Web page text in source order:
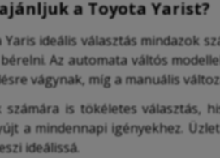
a Toyota Yarist?
Yaris ideális választás mindazok
Az automata váltós
vágynak, míg a manuális
számára is tökéletes választás,
a mindennapi igényekhez.
ideálissá.